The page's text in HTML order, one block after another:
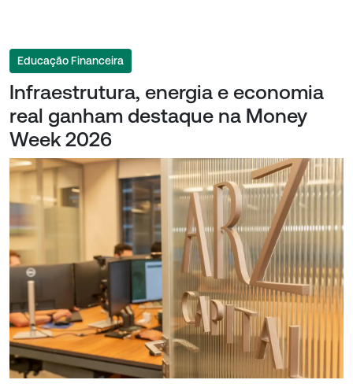
Educação Financeira
Infraestrutura, energia e economia
real ganham destaque na Money
Week 2026